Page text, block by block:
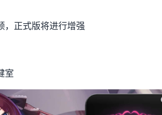
，正式版将进行增强
室